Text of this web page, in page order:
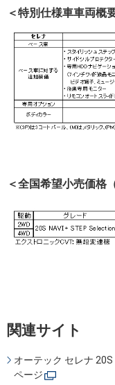
＜特別仕様車車両概
＜全国希望小売価格
関連サイト
オーテック セレナ
ページ